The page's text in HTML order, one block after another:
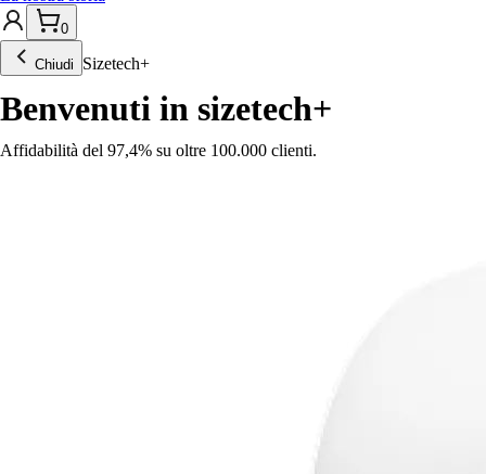
0
Chiudi Sizetech+
Benvenuti in sizetech+
Affidabilità del 97,4% su oltre 100.000 clienti.